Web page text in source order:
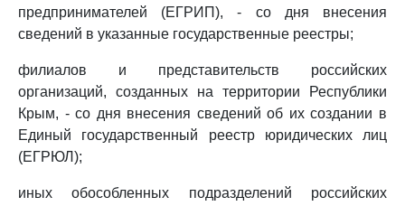
предпринимателей (ЕГРИП), - со дня внесения
сведений в указанные государственные реестры;
филиалов и представительств российских
организаций, созданных на территории Республики
Крым, - со дня внесения сведений об их создании в
Единый государственный реестр юридических лиц
(ЕГРЮЛ);
иных обособленных подразделений российских